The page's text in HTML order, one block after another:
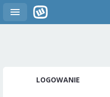
LOGOWANIE